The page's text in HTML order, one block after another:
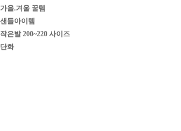
가을.겨울 꿀템
샌들아이템
작은발 200~220 사이즈
단화